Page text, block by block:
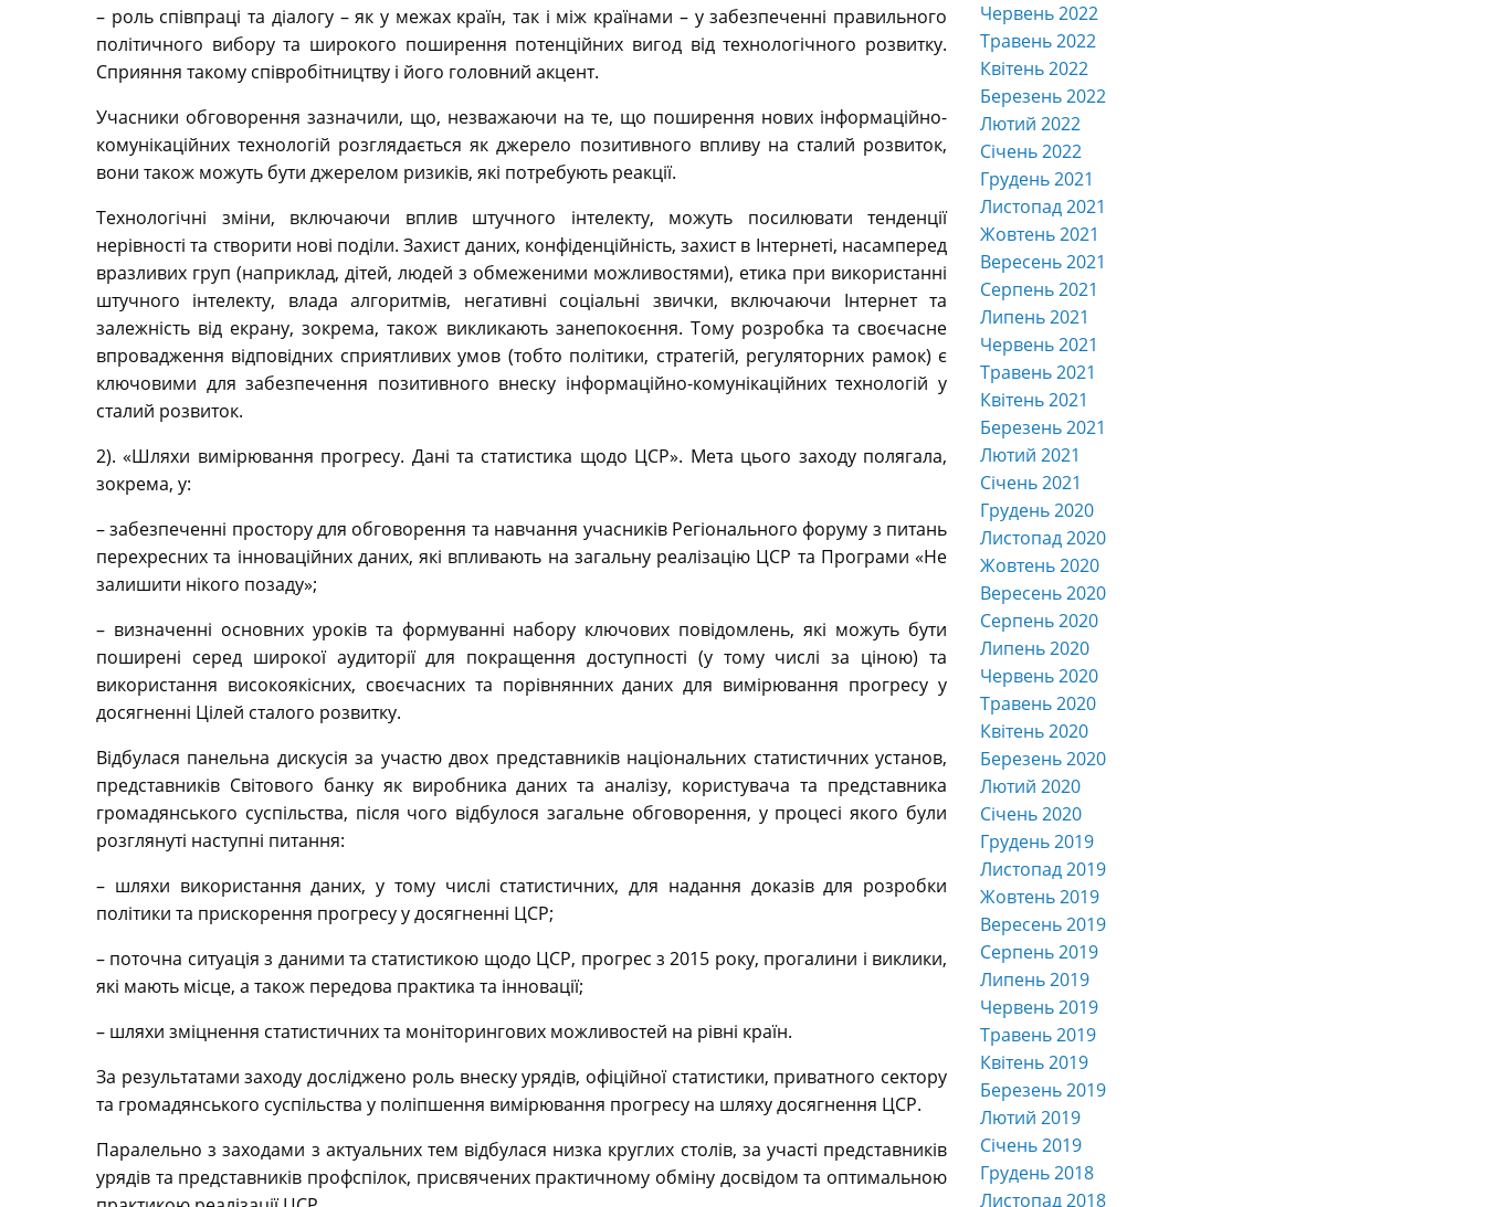
– роль співпраці та діалогу – як у межах країн, так і між країнами – у забезпеченні правильного
політичного вибору та широкого поширення потенційних вигод від технологічного розвитку.
Сприяння такому співробітництву і його головний акцент.
Учасники обговорення зазначили, що, незважаючи на те, що поширення нових інформаційно-
комунікаційних технологій розглядається як джерело позитивного впливу на сталий розвиток,
вони також можуть бути джерелом ризиків, які потребують реакції.
Технологічні зміни, включаючи вплив штучного інтелекту, можуть посилювати тенденції
нерівності та створити нові поділи. Захист даних, конфіденційність, захист в Інтернеті, насамперед
вразливих груп (наприклад, дітей, людей з обмеженими можливостями), етика при використанні
штучного інтелекту, влада алгоритмів, негативні соціальні звички, включаючи Інтернет та
залежність від екрану, зокрема, також викликають занепокоєння. Тому розробка та своєчасне
впровадження відповідних сприятливих умов (тобто політики, стратегій, регуляторних рамок) є
ключовими для забезпечення позитивного внеску інформаційно-комунікаційних технологій у
сталий розвиток.
2). «Шляхи вимірювання прогресу. Дані та статистика щодо ЦСР». Мета цього заходу полягала,
зокрема, у:
– забезпеченні простору для обговорення та навчання учасників Регіонального форуму з питань
перехресних та інноваційних даних, які впливають на загальну реалізацію ЦСР та Програми «Не
залишити нікого позаду»;
– визначенні основних уроків та формуванні набору ключових повідомлень, які можуть бути
поширені серед широкої аудиторії для покращення доступності (у тому числі за ціною) та
використання високоякісних, своєчасних та порівнянних даних для вимірювання прогресу у
досягненні Цілей сталого розвитку.
Відбулася панельна дискусія за участю двох представників національних статистичних установ,
представників Світового банку як виробника даних та аналізу, користувача та представника
громадянського суспільства, після чого відбулося загальне обговорення, у процесі якого були
розглянуті наступні питання:
– шляхи використання даних, у тому числі статистичних, для надання доказів для розробки
політики та прискорення прогресу у досягненні ЦСР;
– поточна ситуація з даними та статистикою щодо ЦСР, прогрес з 2015 року, прогалини і виклики,
які мають місце, а також передова практика та інновації;
– шляхи зміцнення статистичних та моніторингових можливостей на рівні країн.
За результатами заходу досліджено роль внеску урядів, офіційної статистики, приватного сектору
та громадянського суспільства у поліпшення вимірювання прогресу на шляху досягнення ЦСР.
Паралельно з заходами з актуальних тем відбулася низка круглих столів, за участі представників
урядів та представників профспілок, присвячених практичному обміну досвідом та оптимальною
Червень 2022
Травень 2022
Квітень 2022
Березень 2022
Лютий 2022
Січень 2022
Грудень 2021
Листопад 2021
Жовтень 2021
Вересень 2021
Серпень 2021
Липень 2021
Червень 2021
Травень 2021
Квітень 2021
Березень 2021
Лютий 2021
Січень 2021
Грудень 2020
Листопад 2020
Жовтень 2020
Вересень 2020
Серпень 2020
Липень 2020
Червень 2020
Травень 2020
Квітень 2020
Березень 2020
Лютий 2020
Січень 2020
Грудень 2019
Листопад 2019
Жовтень 2019
Вересень 2019
Серпень 2019
Липень 2019
Червень 2019
Травень 2019
Квітень 2019
Березень 2019
Лютий 2019
Січень 2019
Грудень 2018
Листопад 2018